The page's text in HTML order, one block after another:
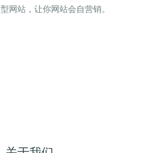
型网站，让你网站会自营销。